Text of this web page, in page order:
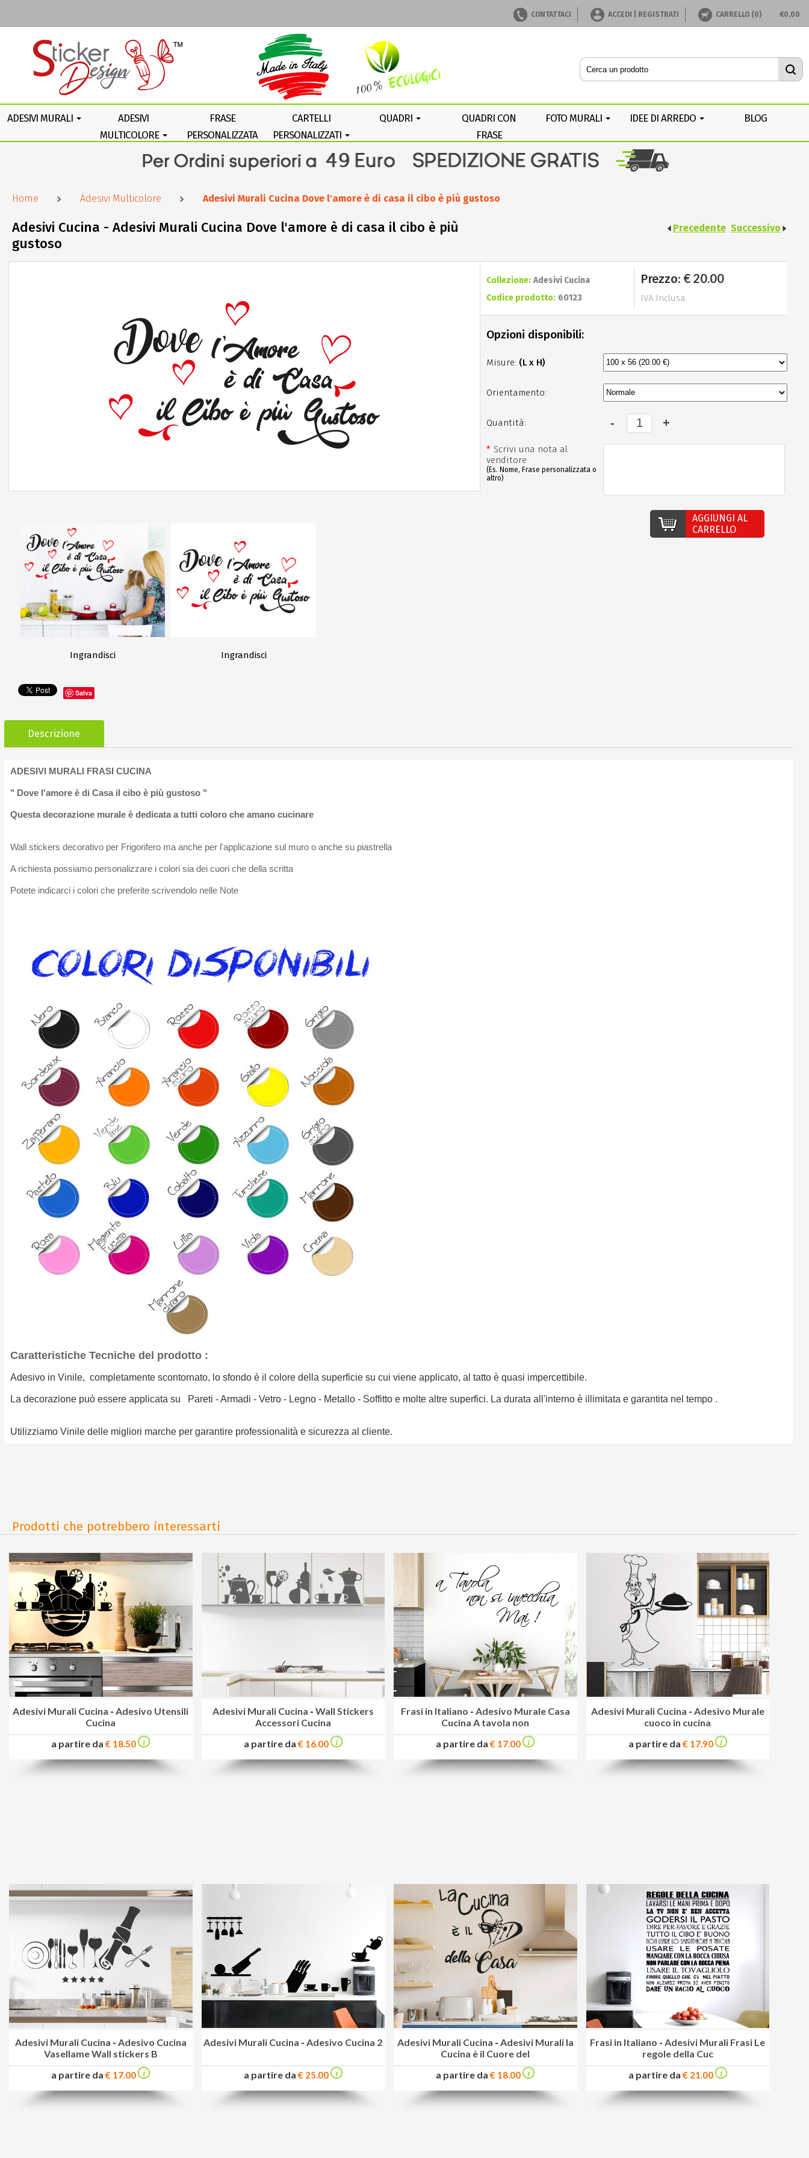
Home Adesivi Multicolore Adesivi Murali Cucina Dove l'amore è di casa il cibo è più gustoso
Adesivi Cucina - Adesivi Murali Cucina Dove l'amore è di casa il cibo è più
gustoso
Precedente Successivo
Ingrandisci Ingrandisci
Salva
Collezione: Adesivi Cucina
Codice prodotto: 60123
Prezzo: € 20.00
IVA Inclusa
Opzioni disponibili:
Misure: (L x H)
Orientamento:
Quantità:
* Scrivi una nota al
venditore
(Es. Nome, Frase personalizzata o
altro)
AGGIUNGI AL
CARRELLO
Descrizione
ADESIVI MURALI FRASI CUCINA
" Dove l'amore è di Casa il cibo è più gustoso "
Questa decorazione murale è dedicata a tutti coloro che amano cucinare
Wall stickers decorativo per Frigorifero ma anche per l'applicazione sul muro o anche su piastrella
A richiesta possiamo personalizzare i colori sia dei cuori che della scritta
Potete indicarci i colori che preferite scrivendolo nelle Note
Caratteristiche Tecniche del prodotto :
Adesivo in Vinile, completamente scontornato, lo sfondo è il colore della superficie su cui viene applicato, al tatto è quasi impercettibile.
La decorazione può essere applicata su Pareti - Armadi - Vetro - Legno - Metallo - Soffitto e molte altre superfici. La durata all'interno è illimitata e garantita nel tempo .
Utilizziamo Vinile delle migliori marche per garantire professionalità e sicurezza al cliente.
Prodotti che potrebbero interessarti
Adesivi Murali Cucina -Adesivo Utensili
Cucina
a partire da€ 18.50
Adesivi Murali Cucina - Wall Stickers
Accessori Cucina
a partire da € 16.00
Frasi in Italiano - Adesivo Murale Casa
Cucina A tavola non
a partire da€ 17.00
Adesivi Murali Cucina - Adesivo Murale
cuoco in cucina
a partire da € 17.90
Adesivi Murali Cucina - Adesivo Cucina
Vasellame Wall stickers B
a partire da€ 17.00
Adesivi Murali Cucina -Adesivo Cucina 2
a partire da € 25.00
Adesivi Murali Cucina - Adesivi Murali la
Cucina è il Cuore del
a partire da€ 18.00
Frasi in Italiano -Adesivi Murali Frasi Le
regole della Cuc
a partire da € 21.00
CONTATTACI ACCEDI | REGISTRATI CARRELLO (0) €0,00
ADESIVI MURALI
ADESIVI
MULTICOLORE
FRASE
PERSONALIZZATA
CARTELLI
PERSONALIZZATI
QUADRI
QUADRI CON
FRASE
PERSONALIZZATA
FOTO MURALI IDEE DI ARREDO BLOG